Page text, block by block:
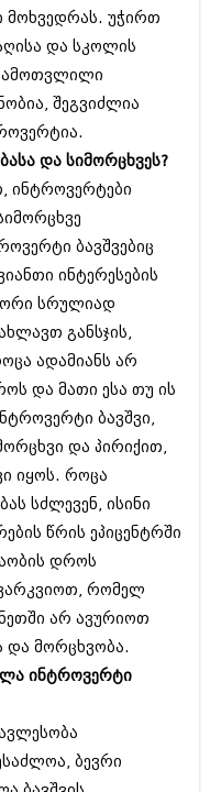
მოხვედრას. უჭირთ
და სკოლის
შეგვიძლია
და სიმორცხვეს?
ინტროვერტები
ბავშვებიც
ინტერესების
ორი სრულიად
განსჯის,
ადამიანს არ
და მათი ესა თუ ის
ბავშვი,
და პირიქით,
იყოს. როცა
სძლევენ, ისინი
წრის ეპიცენტრში
დროს
რომელ
არ ავურიოთ
და მორცხვობა.
ინტროვერტი
ბევრი